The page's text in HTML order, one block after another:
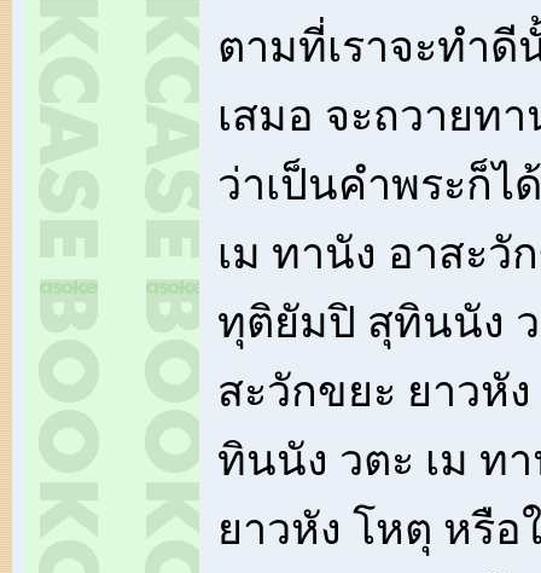
ตามที่เราจะทำ
เสมอ จะถวายท
ว่าเป็นคำพระก็
เม ทานัง อาสะวั
ทุติยัมปิ สุทินนัง
สะวักขยะ ยาวหั
ทินนัง วตะ เม ท
ยาวหัง โหตุ หรือ